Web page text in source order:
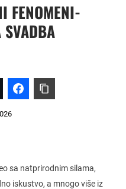
FENOMENI-
SVADBA
sa natprirodnim silama,
iskustvo, a mnogo više iz